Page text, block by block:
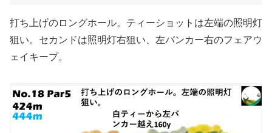
打ち上げのロングホール。ティーショットは左端の照明灯
狙い。セカンドは照明灯右狙い、左バンカー右のフェアウ
ェイキープ。